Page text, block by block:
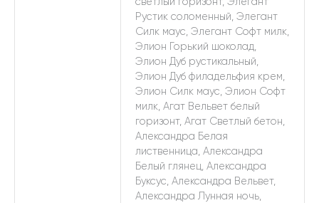
Рустик соломенный, Элегант
Силк маус, Элегант Софт милк,
Элион Горький шоколад,
Элион Дуб рустикальный,
Элион Дуб филадельфия крем,
Элион Силк маус, Элион Софт
милк, Агат Вельвет белый
горизонт, Агат Светлый бетон,
Александра Белая
лиственница, Александра
Белый глянец, Александра
Буксус, Александра Вельвет,
Александра Лунная ночь,